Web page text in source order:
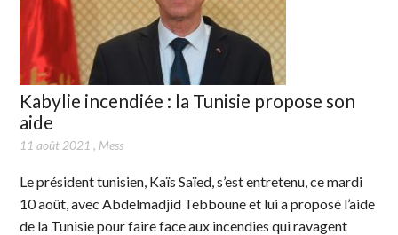
Kabylie incendiée : la Tunisie propose son
aide
11 août 2021 , Mess
Le président tunisien, Kaïs Saïed, s’est entretenu, ce mardi
10 août, avec Abdelmadjid Tebboune et lui a proposé l’aide
de la Tunisie pour faire face aux incendies qui ravagent